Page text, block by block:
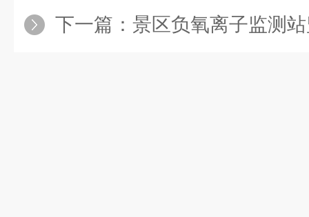
下一篇： 景区负氧离子监测站监测数据